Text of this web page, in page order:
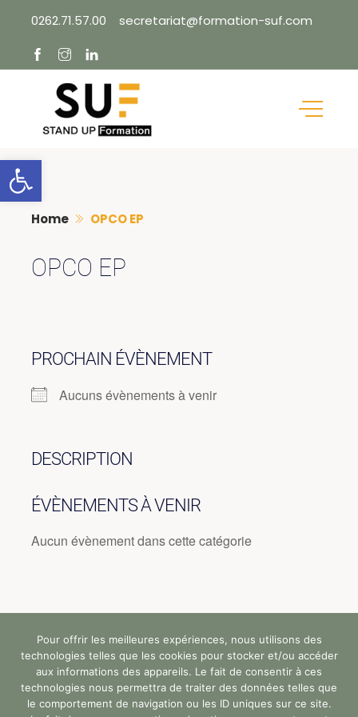
Ouvrir la barre d’outils
content
0262.71.57.00 secretariat@formation-suf.com
Home OPCO EP
OPCO EP
PROCHAIN ÉVÈNEMENT
Aucuns évènements à venir
DESCRIPTION
ÉVÈNEMENTS À VENIR
Aucun évènement dans cette catégorie
Tous droits réservés (c) StandUp Formation (y)
2024 |
Pour offrir les meilleures expériences, nous utilisons des
technologies telles que les cookies pour stocker et/ou accéder
aux informations des appareils. Le fait de consentir à ces
technologies nous permettra de traiter des données telles que
le comportement de navigation ou les ID uniques sur ce site.